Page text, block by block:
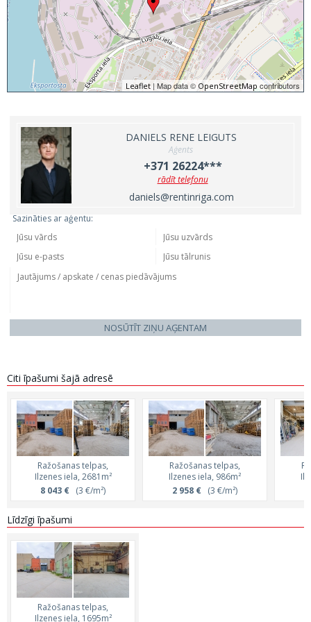
Leaflet | Map data ©OpenStreetMap contributors
DANIELS RENE LEIGUTS
Aģents
+371 26224***
rādīt telefonu
daniels@rentinriga.com
Sazināties ar aģentu:
NOSŪTĪT ZIŅU AĢENTAM
Citi īpašumi šajā adresē
Ražošanas telpas,
Ilzenes iela, 2681m²
8 043 € (3 €/m²)
Ražošanas telpas,
Ilzenes iela, 986m²
2 958 € (3 €/m²)
Līdzīgi īpašumi
Ražošanas telpas,
Ilzenes iela, 1695m²